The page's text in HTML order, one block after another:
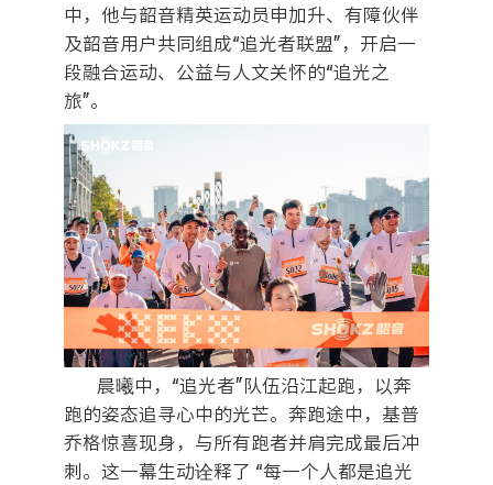
中，他与韶音精英运动员申加升、有障伙伴
及韶音用户共同组成“追光者联盟”，开启一
段融合运动、公益与人文关怀的“追光之
旅”。
晨曦中，“追光者”队伍沿江起跑，以奔
跑的姿态追寻心中的光芒。奔跑途中，基普
乔格惊喜现身，与所有跑者并肩完成最后冲
刺。这一幕生动诠释了 “每一个人都是追光